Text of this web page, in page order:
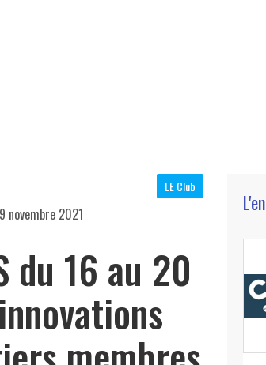
LE Club
novembre 2021
du 16 au 20